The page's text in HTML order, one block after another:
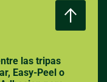
las tripas
Easy-Peel o